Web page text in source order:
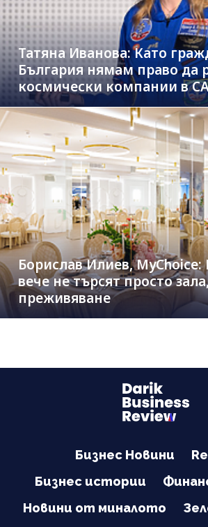
Татяна Иванова: Като
България нямам право да
космически компании в
Борислав Илиев,
вече не търсят просто
преживяване
Бизнес Новини
Бизнес истории
Новини от миналото